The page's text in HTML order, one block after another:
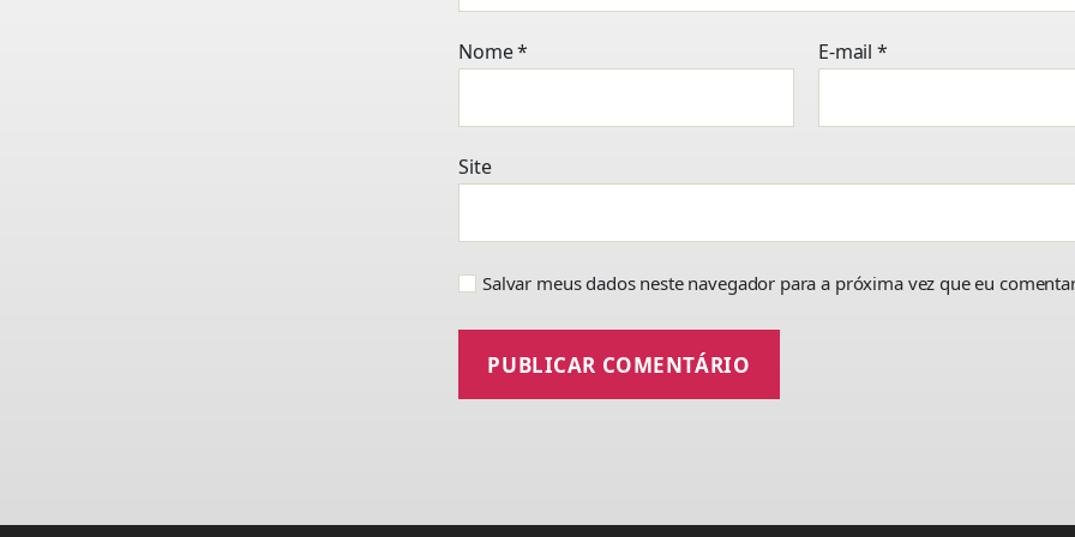
Nome* E-mail *
Site
Salvar meus dados neste navegador para a próxima vez que eu